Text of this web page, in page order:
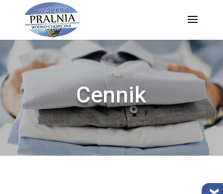
Cennik